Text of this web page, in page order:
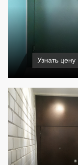
Узнать цену